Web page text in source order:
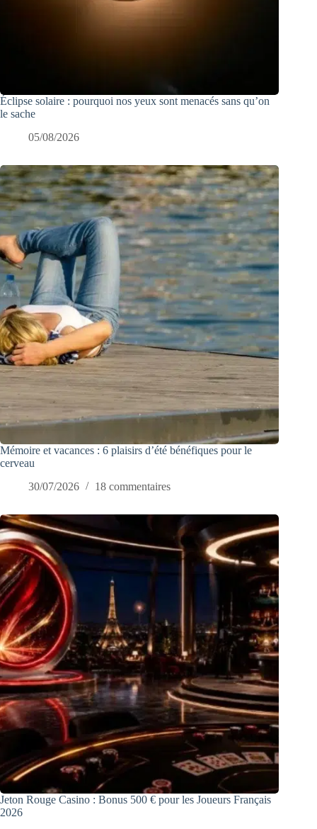
Éclipse solaire : pourquoi nos yeux sont menacés sans qu’on
le sache
05/08/2026
Mémoire et vacances : 6 plaisirs d’été bénéfiques pour le
cerveau
30/07/2026
18 commentaires
Jeton Rouge Casino : Bonus 500 € pour les Joueurs Français
2026